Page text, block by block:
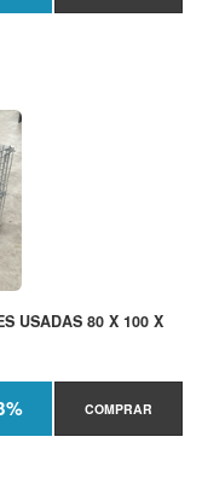
USADAS 80 X 100 X
COMPRAR